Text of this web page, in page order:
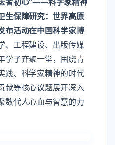
生保障研究：世界高原
布活动在中国科学家博
、工程建设、出版传媒
学子齐聚一堂，围绕青
践、科学家精神的时代
献等核心议题展开深入
数代人心血与智慧的力